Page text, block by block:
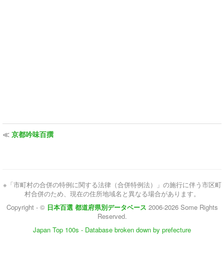
≪ 京都吟味百撰
※「市町村の合併の特例に関する法律（合併特例法）」の施行に伴う市区町
村合併のため、現在の住所地域名と異なる場合があります。
Copyright - © 日本百選 都道府県別データベース 2006-2026 Some Rights
Reserved.
Japan Top 100s - Database broken down by prefecture